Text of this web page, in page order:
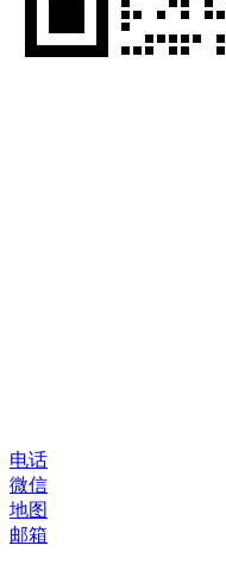
电话
微信
地图
邮箱